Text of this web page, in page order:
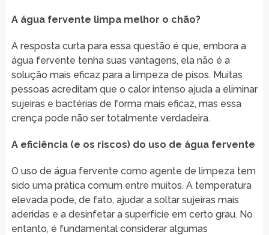
A água fervente limpa melhor o chão?
A resposta curta para essa questão é que, embora a
água fervente tenha suas vantagens, ela não é a
solução mais eficaz para a limpeza de pisos. Muitas
pessoas acreditam que o calor intenso ajuda a eliminar
sujeiras e bactérias de forma mais eficaz, mas essa
crença pode não ser totalmente verdadeira.
A eficiência (e os riscos) do uso de água fervente
O uso de água fervente como agente de limpeza tem
sido uma prática comum entre muitos. A temperatura
elevada pode, de fato, ajudar a soltar sujeiras mais
aderidas e a desinfetar a superfície em certo grau. No
entanto, é fundamental considerar algumas